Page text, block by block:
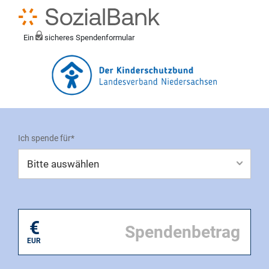
Ein sicheres Spendenformular
Ich spende für*
€
EUR